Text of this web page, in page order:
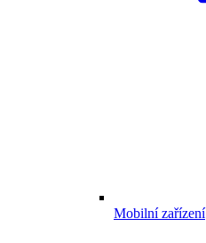
Mobilní zařízení